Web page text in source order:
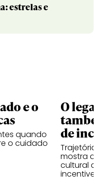
estrelas e
e o
quando
o cuidado
O
de
Trajetória
mostra
cultural
incentive